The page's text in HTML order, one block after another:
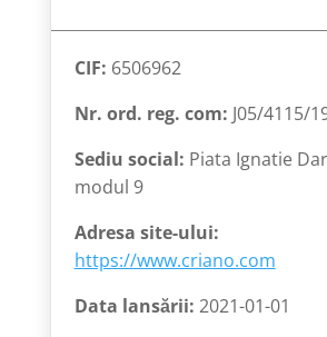
CIF: 6506962
Nr. ord. reg. com: J05/4115/
Sediu social: Piata Ignatie
modul 9
Adresa site-ului:
https://www.criano.com
Data lansării: 2021-01-01